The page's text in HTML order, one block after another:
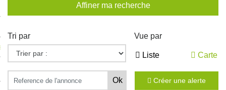
à NESTOR
Affiner ma recherche
Tri par Vue par
Liste Carte
Créer une alerte